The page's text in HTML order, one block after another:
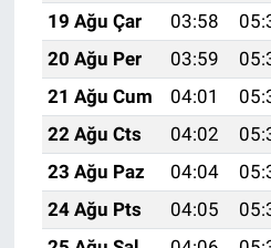
19 Ağu Çar
03:58
20 Ağu Per
03:59
21 Ağu Cum
04:01
22 Ağu Cts
04:02
23 Ağu Paz
04:04
24 Ağu Pts
04:05